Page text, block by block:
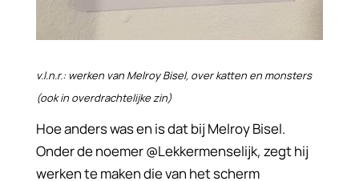
v.l.n.r.: werken van Melroy Bisel, over katten en monsters
(ook in overdrachtelijke zin)
Hoe anders was en is dat bij Melroy Bisel.
Onder de noemer @Lekkermenselijk, zegt hij
werken te maken die van het scherm